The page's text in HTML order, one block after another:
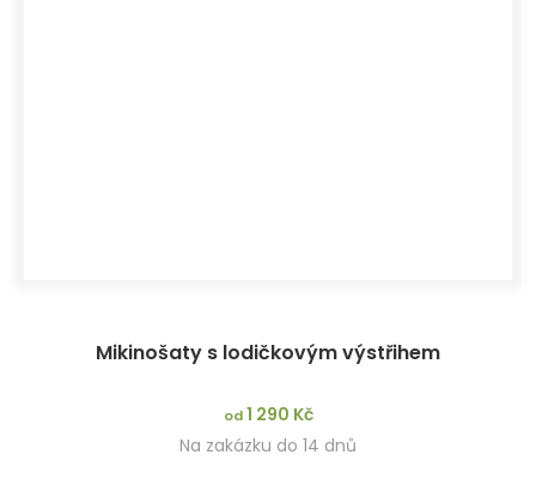
Mikinošaty s lodičkovým výstřihem
od1 290 Kč
Na zakázku do 14 dnů